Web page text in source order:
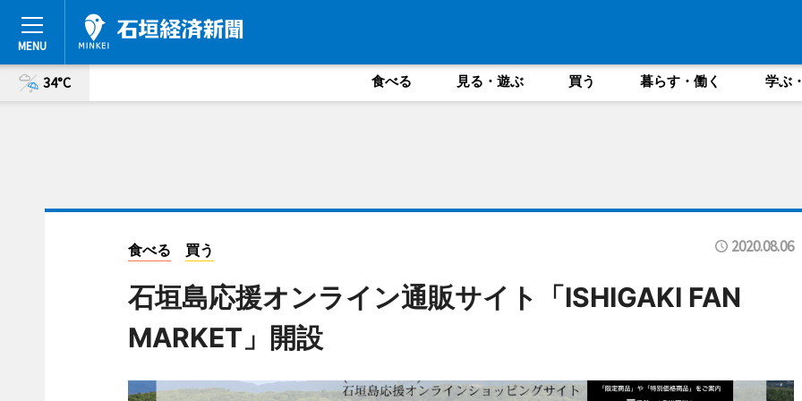
34°C 食べる 見る・遊ぶ 買う 暮らす・働く 学ぶ
食べる 買う 2020.08.06
石垣島応援オンライン通販サイト「ISHIGAKI FAN
MARKET」開設